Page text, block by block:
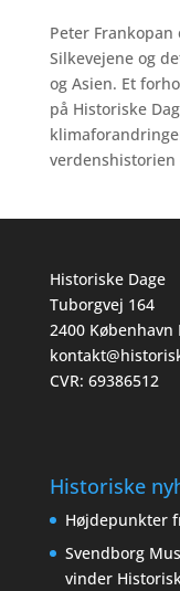
Peter
Silkevejene og
og Asien. Et
på Historiske
verdenshistorien
Historiske Dage
Tuborgvej 164
2400 København
CVR: 69386512
Historiske
Højdepunkter
Svendborg
vinder